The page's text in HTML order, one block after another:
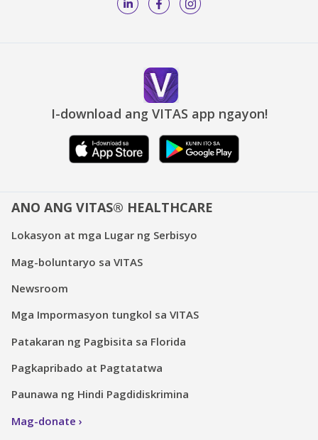
I-download ang VITAS app ngayon!
ANO ANG VITAS® HEALTHCARE
Lokasyon at mga Lugar ng Serbisyo
Mag-boluntaryo sa VITAS
Newsroom
Mga Impormasyon tungkol sa VITAS
Patakaran ng Pagbisita sa Florida
Pagkapribado at Pagtatatwa
Paunawa ng Hindi Pagdidiskrimina
Mag-donate